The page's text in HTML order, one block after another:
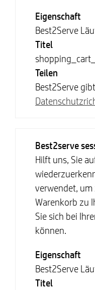
Eigenschaft
Best2Serve
Titel
Teilen
Best2Serve
Best2serve
Hilft uns, Sie
verwendet, um
Warenkorb zu
Sie sich bei
können.
Eigenschaft
Best2Serve
Titel